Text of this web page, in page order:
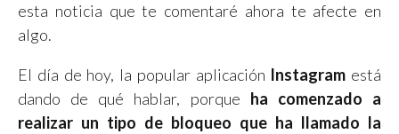
esta noticia que te comentaré ahora te afecte en
algo.
El día de hoy, la popular aplicación Instagram está
dando de qué hablar, porque ha comenzado a
realizar un tipo de bloqueo que ha llamado la